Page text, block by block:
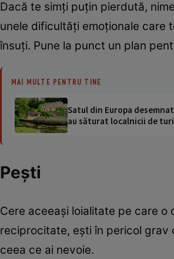
Dacă te simţi puţin pierdută,
unele dificultăţi emoţionale care
însuţi. Pune la punct un plan
MAI MULTE PENTRU TINE
Satul din Europa
au săturat localnicii de
Peşti
Cere aceeaşi loialitate pe care
reciprocitate, eşti în pericol grav
ceea ce ai nevoie.